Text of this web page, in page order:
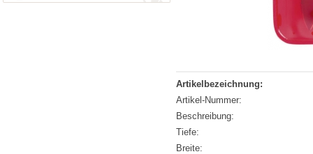
Artikelbezeichnung:
Artikel-Nummer:
Beschreibung:
Tiefe:
Breite: